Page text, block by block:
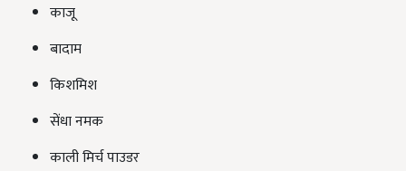
काजू
बादाम
किशमिश
सेंधा नमक
काली मिर्च पाउडर